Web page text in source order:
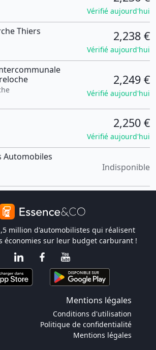
Vérifié aujourd'hui
Thiers 2,238 €
Vérifié aujourd'hui
2,249 €
Vérifié aujourd'hui
2,250 €
Vérifié aujourd'hui
Automobiles
Indisponible
million d'automobilistes qui réalisent
économies sur leur budget carburant !
Mentions légales
Conditions d'utilisation
Politique de confidentialité
Mentions légales